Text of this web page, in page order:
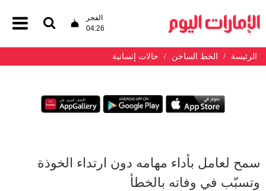
الفجر
04:26
الرئيسة الخط الساخن حالات إنسانية
سمح لعامل بأداء مهامه دون ارتداء الخوذة
وتسبّب في وفاته بالخطأ